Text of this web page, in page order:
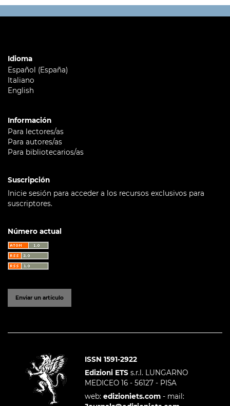
Idioma
Español (España)
Italiano
English
Información
Para lectores/as
Para autores/as
Para bibliotecarios/as
Suscripción
Inicie sesión para acceder a los recursos exclusivos para
suscriptores.
Número actual
Enviar un artículo
ISSN 1591-2922
Edizioni ETS s.r.l. LUNGARNO
MEDICEO 16 - 56127 - PISA
web: edizioniets.com - mail: